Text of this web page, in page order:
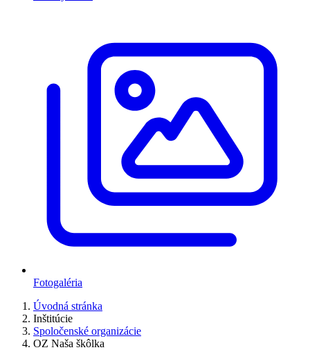
Fotogaléria
Úvodná stránka
Inštitúcie
Spoločenské organizácie
OZ Naša škôlka